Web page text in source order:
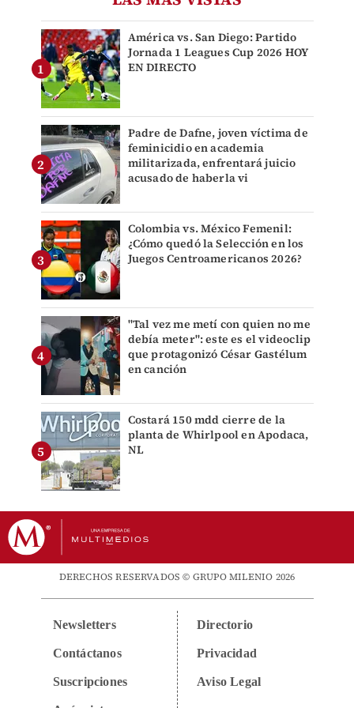
América vs. San Diego: Partido
Jornada 1 Leagues Cup 2026 HOY
EN DIRECTO
Padre de Dafne, joven víctima de
feminicidio en academia
militarizada, enfrentará juicio
acusado de haberla vi
Colombia vs. México Femenil:
¿Cómo quedó la Selección en los
Juegos Centroamericanos 2026?
"Tal vez me metí con quien no me
debía meter": este es el videoclip
que protagonizó César Gastélum
en canción
Costará 150 mdd cierre de la
planta de Whirlpool en Apodaca,
NL
DERECHOS RESERVADOS © GRUPO MILENIO 2026
Newsletters
Contáctanos
Suscripciones
Directorio
Privacidad
Aviso Legal